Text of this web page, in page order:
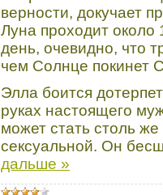
верности, докучает
Луна проходит около
день, очевидно, что
чем Солнце покинет
Элла боится
руках настоящего
может стать столь
сексуальной. Он
дальше »